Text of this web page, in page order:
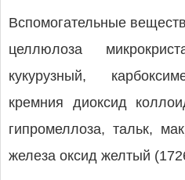
Вспомогательные
целлюлоза
кукурузный,
кремния диоксид
гипромеллоза, тальк,
железа оксид желтый